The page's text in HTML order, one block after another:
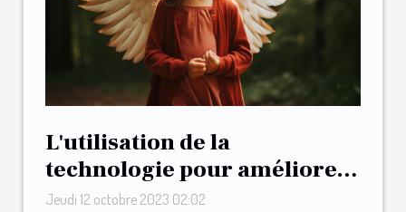
L'utilisation de la
technologie pour améliorer
la parentalité : le cas de May
Jeudi 12 octobre 2023 02:02